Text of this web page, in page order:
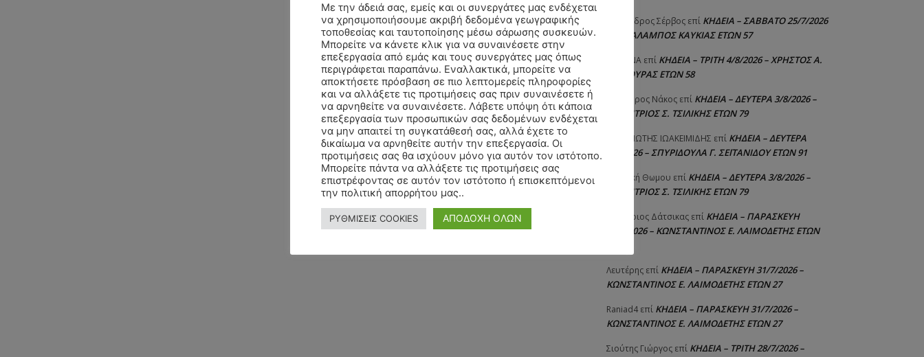
Αλέξανδρος Σέρβος επί ΚΗΔΕΙΑ – ΣΑΒΒΑΤΟ 25/7/2026
– ΧΑΡΑΛΑΜΠΟΣ ΚΑΥΚΙΑΣ ΕΤΩΝ 57
ΧΡΙΣΤΙΝΑ επί ΚΗΔΕΙΑ – ΤΡΙΤΗ 4/8/2026 – ΧΡΗΣΤΟΣ Α.
ΠΑΛΙΟΥΡΑΣ ΕΤΩΝ 58
Θεόδωρος Νάκος επί ΚΗΔΕΙΑ – ΔΕΥΤΕΡΑ 3/8/2026 –
ΔΗΜΗΤΡΙΟΣ Σ. ΤΣΙΛΙΚΗΣ ΕΤΩΝ 79
ΠΑΝΑΓΙΩΤΗΣ IΩΑΚΕΙΜΙΔΗΣ επί ΚΗΔΕΙΑ – ΔΕΥΤΕΡΑ
3/8/2026 – ΣΠΥΡΙΔΟΥΛΑ Γ. ΣΕΪΤΑΝΙΔΟΥ ΕΤΩΝ 91
Αγγελική Θωμου επί ΚΗΔΕΙΑ – ΔΕΥΤΕΡΑ 3/8/2026 –
ΔΗΜΗΤΡΙΟΣ Σ. ΤΣΙΛΙΚΗΣ ΕΤΩΝ 79
Δημήτριος Δάτσικας επί ΚΗΔΕΙΑ – ΠΑΡΑΣΚΕΥΗ
31/7/2026 – ΚΩΝΣΤΑΝΤΙΝΟΣ Ε. ΛΑΙΜΟΔΕΤΗΣ ΕΤΩΝ
Λευτέρης επί ΚΗΔΕΙΑ – ΠΑΡΑΣΚΕΥΗ 31/7/2026 –
ΚΩΝΣΤΑΝΤΙΝΟΣ Ε. ΛΑΙΜΟΔΕΤΗΣ ΕΤΩΝ 27
Raniad4 επί ΚΗΔΕΙΑ – ΠΑΡΑΣΚΕΥΗ 31/7/2026 –
ΚΩΝΣΤΑΝΤΙΝΟΣ Ε. ΛΑΙΜΟΔΕΤΗΣ ΕΤΩΝ 27
Σιούτης Γιώργος επί ΚΗΔΕΙΑ – ΤΡΙΤΗ 28/7/2026 –
Με την άδειά σας, εμείς και οι συνεργάτες μας ενδέχεται
να χρησιμοποιήσουμε ακριβή δεδομένα γεωγραφικής
τοποθεσίας και ταυτοποίησης μέσω σάρωσης συσκευών.
Μπορείτε να κάνετε κλικ για να συναινέσετε στην
επεξεργασία από εμάς και τους συνεργάτες μας όπως
περιγράφεται παραπάνω. Εναλλακτικά, μπορείτε να
αποκτήσετε πρόσβαση σε πιο λεπτομερείς πληροφορίες
και να αλλάξετε τις προτιμήσεις σας πριν συναινέσετε ή
να αρνηθείτε να συναινέσετε. Λάβετε υπόψη ότι κάποια
επεξεργασία των προσωπικών σας δεδομένων ενδέχεται
να μην απαιτεί τη συγκατάθεσή σας, αλλά έχετε το
δικαίωμα να αρνηθείτε αυτήν την επεξεργασία. Οι
προτιμήσεις σας θα ισχύουν μόνο για αυτόν τον ιστότοπο.
Μπορείτε πάντα να αλλάξετε τις προτιμήσεις σας
επιστρέφοντας σε αυτόν τον ιστότοπο ή επισκεπτόμενοι
την πολιτική απορρήτου μας..
ΡΥΘΜΙΣΕΙΣ COOKIES ΑΠΟΔΟΧΗ ΟΛΩΝ